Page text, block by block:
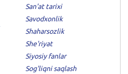
San'at tarixi
Savodxonlik
Shaharsozlik
She'riyat
Siyosiy fanlar
Sog'liqni saqlash